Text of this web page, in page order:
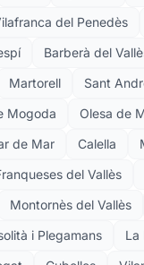
del Penedès
Barberà del
Martorell Sant
Mogoda Olesa de
de Mar Calella
del Vallès
Montornès del Vallès
i Plegamans La